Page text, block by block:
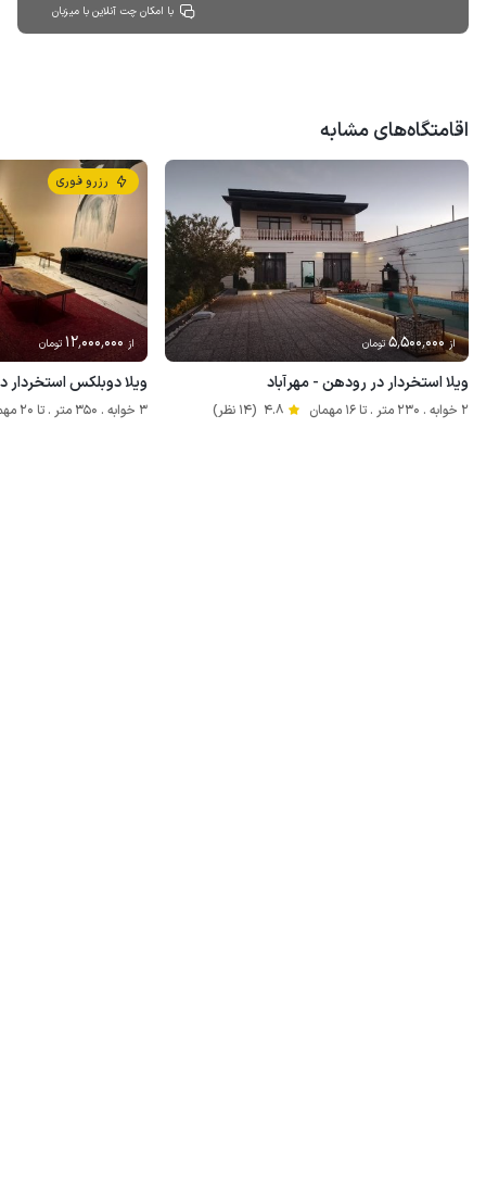
با امکان چت آنلاین با میزبان
اقامتگاه‌های مشابه
از 5٬500٬000تومان
ویلا استخردار در رودهن - مهرآباد
2 خوابه . 230 متر . تا 16 مهمان 4.8 (14 نظر)
رزرو فوری
از 12٬000٬000 تومان
ویلا دوبلکس
3 خوابه . 350 متر . تا 20 مهمان